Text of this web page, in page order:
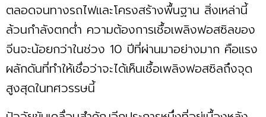
ตลอดจนทางรถไฟและโครงสร้างพื้นฐาน สิ่งเหล่านี้
ล้วนกำลังตกต่ำ ความต้องการเชื้อเพลิงฟอสซิลของ
จีนจะน้อยกว่าในช่วง 10 ปีที่ผ่านมาอย่างมาก คือแรง
ผลักดันที่ทำให้เชื่อว่าจะได้เห็นเชื้อเพลิงฟอสซิลถึงจุด
สูงสุดในทศวรรษนี้